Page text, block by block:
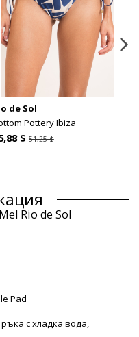
de Sol
Pottery Ibiza
$ 51,25 $
Rio de Sol
Pad
с хладка вода,